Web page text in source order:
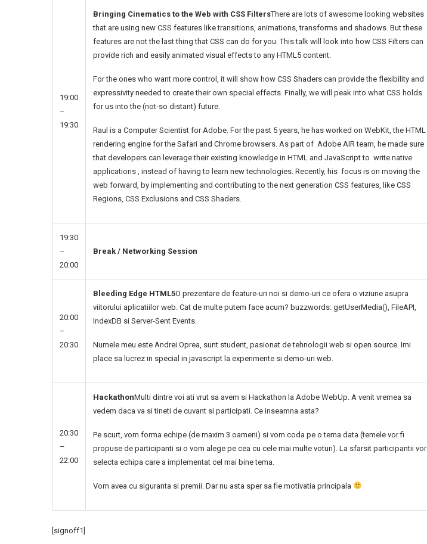
19:00
–
19:30
Bringing Cinematics to the Web with CSS FiltersThere are lots of awesome looking websites
that are using new CSS features like transitions, animations, transforms and shadows. But these
features are not the last thing that CSS can do for you. This talk will look into how CSS Filters can
provide rich and easily animated visual effects to any HTML5 content.
For the ones who want more control, it will show how CSS Shaders can provide the flexibility and
expressivity needed to create their own special effects. Finally, we will peak into what CSS holds
for us into the (not-so distant) future.
Raul is a Computer Scientist for Adobe. For the past 5 years, he has worked on WebKit, the HTML
rendering engine for the Safari and Chrome browsers. As part of Adobe AIR team, he made sure
that developers can leverage their existing knowledge in HTML and JavaScript to write native
applications , instead of having to learn new technologies. Recently, his focus is on moving the
web forward, by implementing and contributing to the next generation CSS features, like CSS
Regions, CSS Exclusions and CSS Shaders.
19:30
–
20:00
Break / Networking Session
20:00
–
20:30
Bleeding Edge HTML5O prezentare de feature-uri noi si demo-uri ce ofera o viziune asupra
viitorului aplicatiilor web. Cat de multe putem face acum? buzzwords: getUserMedia(), FileAPI,
IndexDB si Server-Sent Events.
Numele meu este Andrei Oprea, sunt student, pasionat de tehnologii web si open source. Imi
place sa lucrez in special in javascript la experimente si demo-uri web.
20:30
–
22:00
HackathonMulti dintre voi ati vrut sa avem si Hackathon la Adobe WebUp. A venit vremea sa
vedem daca va si tineti de cuvant si participati. Ce inseamna asta?
Pe scurt, vom forma echipe (de maxim 3 oameni) si vom coda pe o tema data (temele vor fi
propuse de participanti si o vom alege pe cea cu cele mai multe voturi). La sfarsit participantii vor
selecta echipa care a implementat cel mai bine tema.
Vom avea cu siguranta si premii. Dar nu asta sper sa fie motivatia principala
[signoff1]